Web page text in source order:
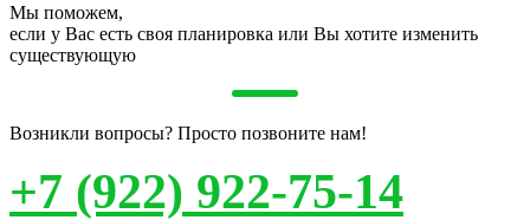
Мы поможем,
если у Вас есть своя планировка или Вы хотите изменить
существующую
Возникли вопросы? Просто позвоните нам!
+7 (922) 922-75-14